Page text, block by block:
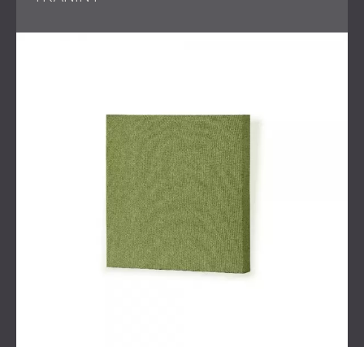
pomieszczeń i odwrotnie.
ścienne Echo Wall Panelsipanele akustyczne z
Integracja oświetlenia: Starannie zaprojektowane
oświetlenie tak, aby komponowało się z panelami
akustycznymi, zapewniając funkcjonalność bez
uszczerbku dla walorów estetycznych lub
parametrów akustycznych.
Rezultatem była profesjonalna sala do ćwiczeń
muzycznych, oferująca niezrównaną jakość dźwięku i
komfort podczas prób.